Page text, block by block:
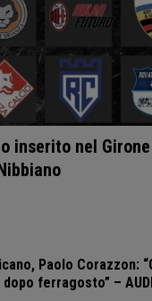
inserito nel
Paolo Corazzon:
ferragosto” –